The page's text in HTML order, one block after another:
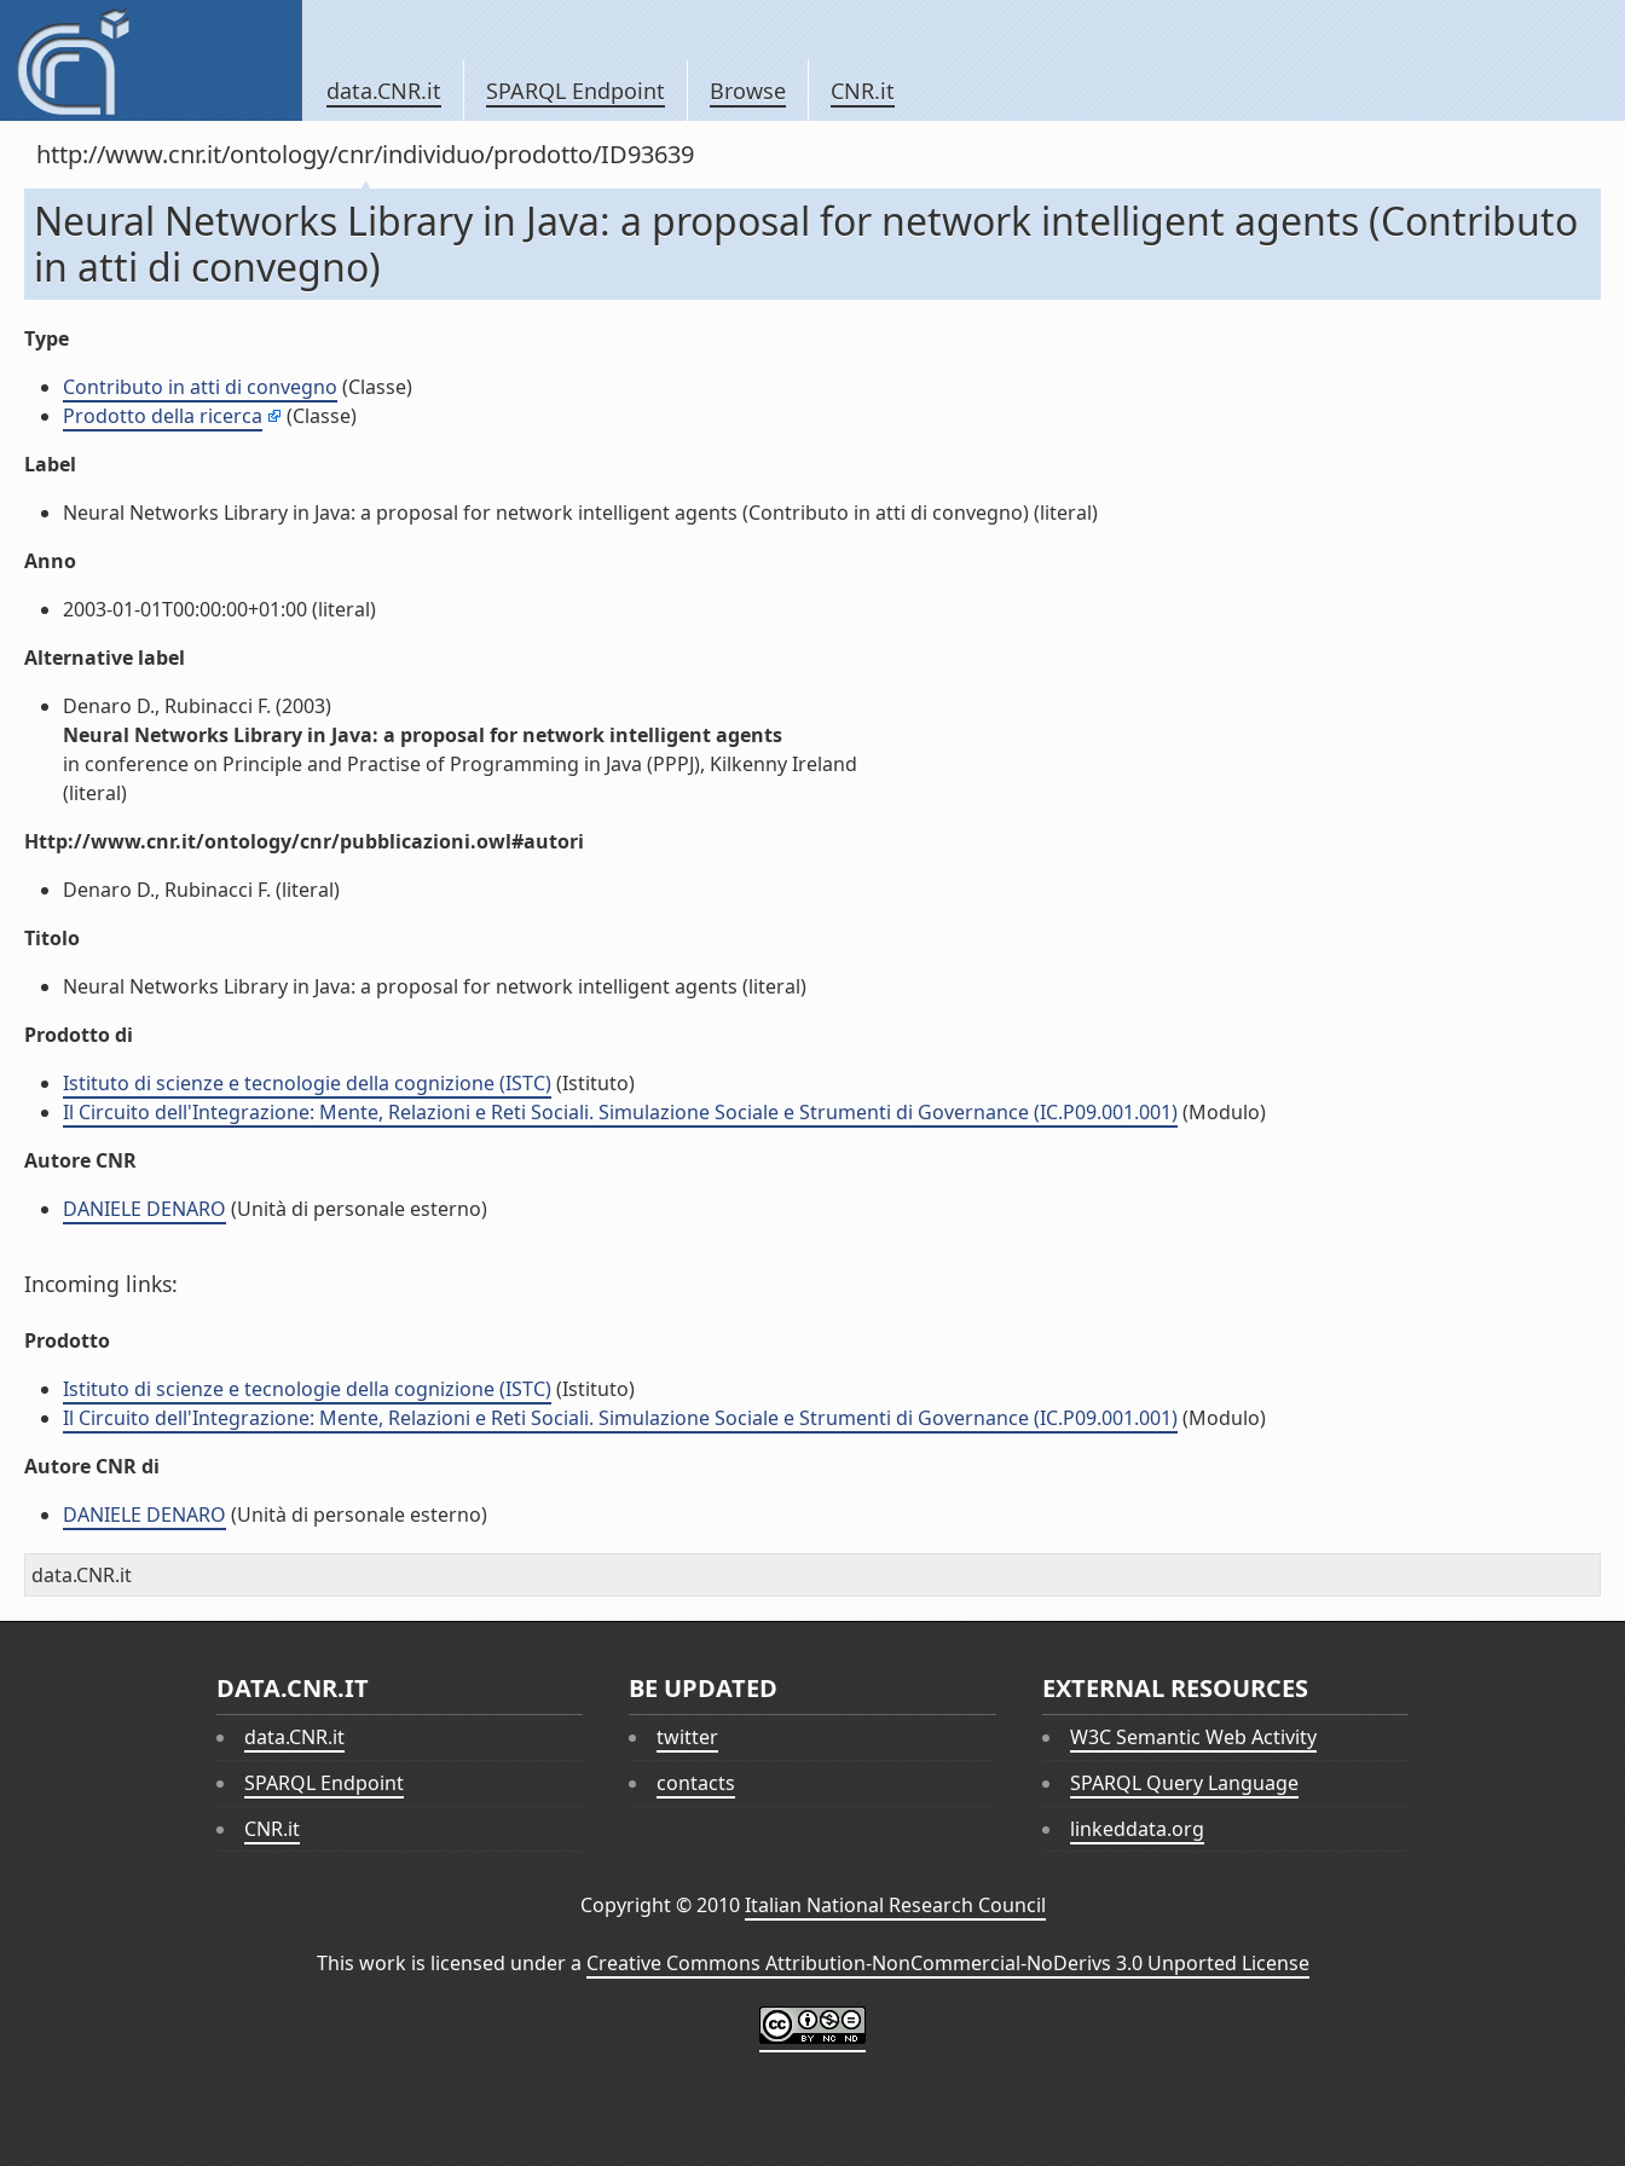
data.CNR.it SPARQL Endpoint Browse CNR.it
http://www.cnr.it/ontology/cnr/individuo/prodotto/ID93639
Neural Networks Library in Java: a proposal for network intelligent agents (Contributo
in atti di convegno)
Type
Contributo in atti di convegno (Classe)
Prodotto della ricerca
(Classe)
Label
Neural Networks Library in Java: a proposal for network intelligent agents (Contributo in atti di convegno) (literal)
Anno
2003-01-01T00:00:00+01:00 (literal)
Alternative label
Denaro D., Rubinacci F. (2003)
Neural Networks Library in Java: a proposal for network intelligent agents
in conference on Principle and Practise of Programming in Java (PPPJ), Kilkenny Ireland
(literal)
Http://www.cnr.it/ontology/cnr/pubblicazioni.owl#autori
Denaro D., Rubinacci F. (literal)
Titolo
Neural Networks Library in Java: a proposal for network intelligent agents (literal)
Prodotto di
Istituto di scienze e tecnologie della cognizione (ISTC)(Istituto)
Il Circuito dell'Integrazione: Mente, Relazioni e Reti Sociali. Simulazione Sociale e Strumenti di Governance (IC.P09.001.001)(Modulo)
Autore CNR
DANIELE DENARO (Unità di personale esterno)
Incoming links:
Prodotto
Istituto di scienze e tecnologie della cognizione (ISTC)(Istituto)
Il Circuito dell'Integrazione: Mente, Relazioni e Reti Sociali. Simulazione Sociale e Strumenti di Governance (IC.P09.001.001)(Modulo)
Autore CNR di
DANIELE DENARO (Unità di personale esterno)
data.CNR.it
DATA.CNR.IT
data.CNR.it
SPARQL Endpoint
CNR.it
BE UPDATED
twitter
contacts
EXTERNAL RESOURCES
W3C Semantic Web Activity
SPARQL Query Language
linkeddata.org
Copyright © 2010Italian National Research Council
This work is licensed under a Creative Commons Attribution-NonCommercial-NoDerivs 3.0 Unported License